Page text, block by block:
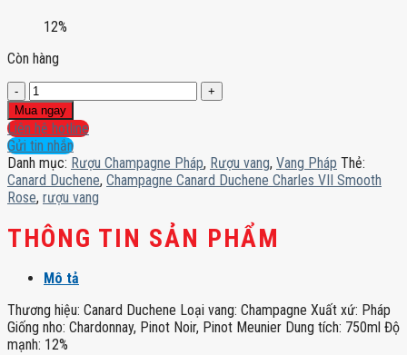
12%
Còn hàng
Champagne
Canard
Duchene
Charles
VII
Smooth
Rose
số
lượng
Mua ngay
Liên hệ hotline
Gửi tin nhắn
Danh mục: Rượu Champagne Pháp, Rượu vang, Vang Pháp Thẻ:
Canard Duchene, Champagne Canard Duchene Charles VII Smooth
Rose, rượu vang
THÔNG TIN SẢN PHẨM
Mô tả
Thương hiệu: Canard Duchene Loại vang: Champagne Xuất xứ: Pháp
Giống nho: Chardonnay, Pinot Noir, Pinot Meunier Dung tích: 750ml Độ
mạnh: 12%